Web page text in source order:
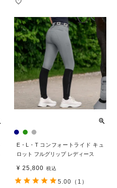
E・L・T コンフォートライド キュ
ロット フルグリップ レディース
¥ 25,800 税込
5.00 （1）